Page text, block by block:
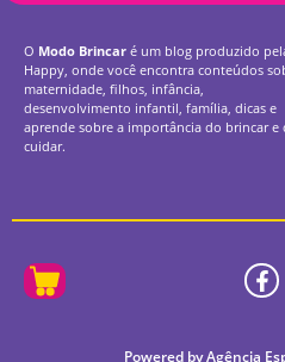
O Modo Brincar é um blog produzido
Happy, onde você encontra conteúdos
maternidade, filhos, infância,
desenvolvimento infantil, família, dicas e
aprende sobre a importância do brincar e
cuidar.
Powered by Agência